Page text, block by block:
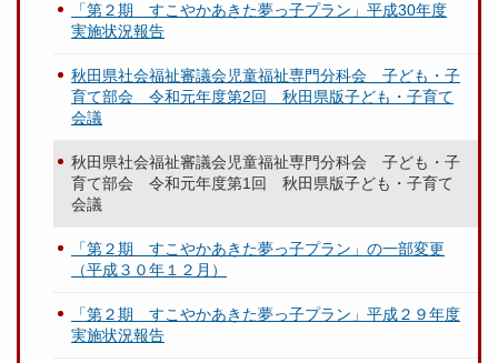
「第２期 すこやかあきた夢っ子プラン」平成30年度
実施状況報告
秋田県社会福祉審議会児童福祉専門分科会 子ども・子
育て部会 令和元年度第2回 秋田県版子ども・子育て
会議
秋田県社会福祉審議会児童福祉専門分科会 子ども・子
育て部会 令和元年度第1回 秋田県版子ども・子育て
会議
「第２期 すこやかあきた夢っ子プラン」の一部変更
（平成３０年１２月）
「第２期 すこやかあきた夢っ子プラン」平成２９年度
実施状況報告